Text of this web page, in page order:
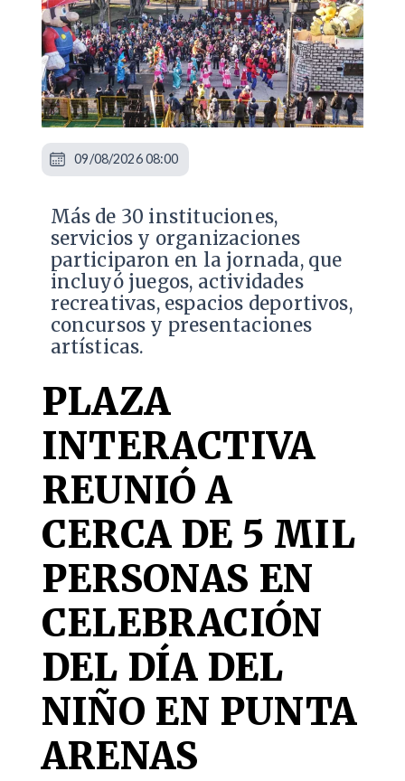
Más de 30 instituciones,
servicios y organizaciones
participaron en la jornada, que
incluyó juegos, actividades
recreativas, espacios deportivos,
concursos y presentaciones
artísticas.
PLAZA
INTERACTIVA
REUNIÓ A
CERCA DE 5 MIL
PERSONAS EN
CELEBRACIÓN
DEL DÍA DEL
NIÑO EN PUNTA
ARENAS
09/08/2026 08:00